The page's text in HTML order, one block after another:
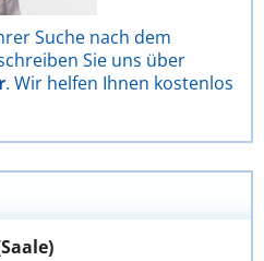
Suche nach dem
Sie uns über
. Wir helfen Ihnen kostenlos